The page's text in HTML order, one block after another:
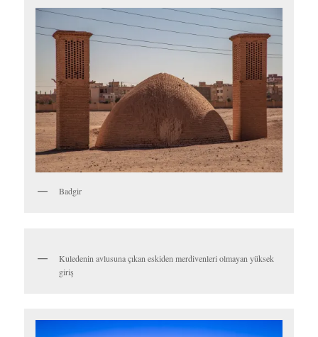
Sessizlik Kuleleri’nden